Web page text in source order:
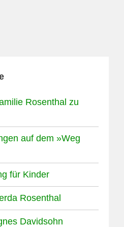
Rosenthal zu
auf dem »Weg
für Kinder
Rosenthal
Davidsohn